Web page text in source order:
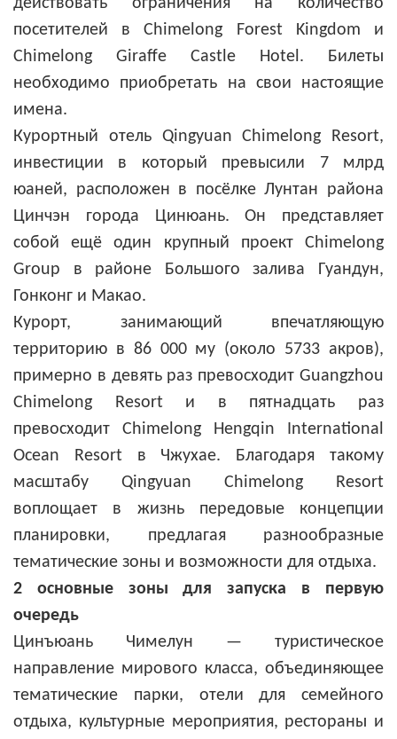
действовать ограничения на количество
посетителей в Chimelong Forest Kingdom и
Chimelong Giraffe Castle Hotel. Билеты
необходимо приобретать на свои настоящие
имена.
Курортный отель Qingyuan Chimelong Resort,
инвестиции в который превысили 7 млрд
юаней, расположен в посёлке Лунтан района
Цинчэн города Цинюань. Он представляет
собой ещё один крупный проект Chimelong
Group в районе Большого залива Гуандун,
Гонконг и Макао.
Курорт, занимающий впечатляющую
территорию в 86 000 му (около 5733 акров),
примерно в девять раз превосходит Guangzhou
Chimelong Resort и в пятнадцать раз
превосходит Chimelong Hengqin International
Ocean Resort в Чжухае. Благодаря такому
масштабу Qingyuan Chimelong Resort
воплощает в жизнь передовые концепции
планировки, предлагая разнообразные
тематические зоны и возможности для отдыха.
2 основные зоны для запуска в первую
очередь
Цинъюань Чимелун — туристическое
направление мирового класса, объединяющее
тематические парки, отели для семейного
отдыха, культурные мероприятия, рестораны и